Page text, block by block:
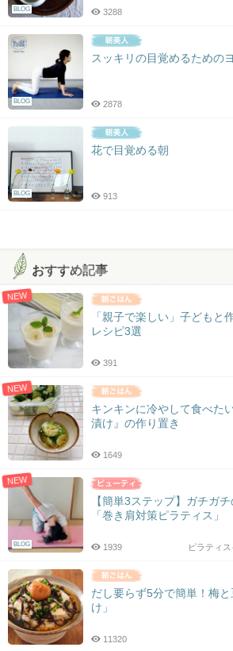
BLOG 3288
BLOG
スッキリの目覚めるための
2878
BLOG
花で目覚める朝
913
おすすめ記事
NEW
「親子で楽しい」子どもと
レシピ3選
391
NEW
キンキンに冷やして食べた
漬け』の作り置き
1649
NEW
BLOG
【簡単3ステップ】ガチガ
「巻き肩対策ピラティス」
ピラティ
1939
だし要らず5分で簡単！梅
け」
11320